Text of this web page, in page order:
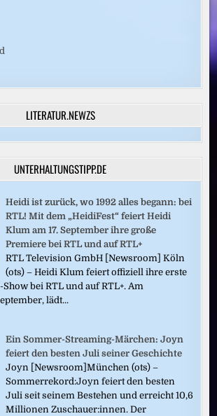
LITERATUR.NEWZS
UNTERHALTUNGSTIPP.DE
Heidi ist zurück, wo 1992 alles begann: bei
RTL! Mit dem „HeidiFest“ feiert Heidi
Klum am 17. September ihre große
Premiere bei RTL und auf RTL+
RTL Television GmbH [Newsroom] Köln
(ots) – Heidi Klum feiert offiziell ihre erste
bei RTL und auf RTL+. Am
lädt...
Ein Sommer-Streaming-Märchen: Joyn
feiert den besten Juli seiner Geschichte
Joyn [Newsroom]München (ots) –
Sommerrekord:Joyn feiert den besten
Juli seit seinem Bestehen und erreicht 10,6
Millionen Zuschauer:innen. Der